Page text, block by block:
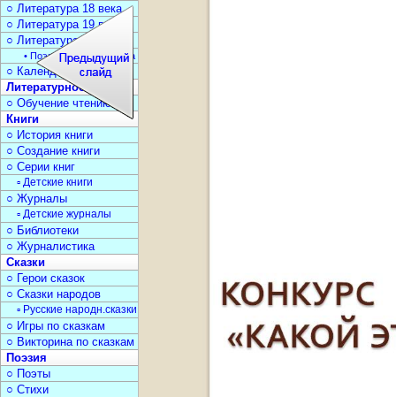
○ Литература 18 века
○ Литература 19 века
○ Литература 20 века
• Поэзия Серебрян. века
○ Календарь дат
Литературное чтение
○ Обучение чтению
Книги
○ История книги
○ Создание книги
○ Серии книг
▫ Детские книги
○ Журналы
▫ Детские журналы
○ Библиотеки
○ Журналистика
Сказки
○ Герои сказок
○ Сказки народов
▫ Русские народн.сказки
○ Игры по сказкам
○ Викторина по сказкам
Поэзия
○ Поэты
○ Стихи